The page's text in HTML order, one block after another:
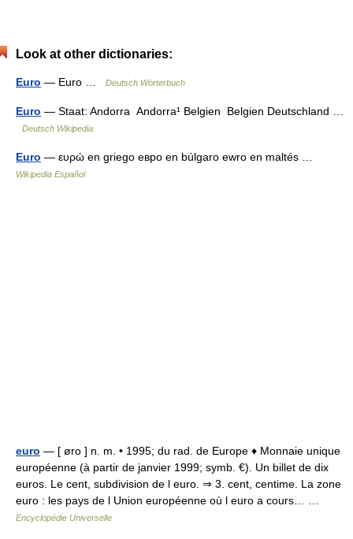
Look at other dictionaries:
Euro — Euro … Deutsch Wörterbuch
Euro — Staat: Andorra Andorra¹ Belgien Belgien Deutschland …
Deutsch Wikipedia
Euro — ευρώ en griego евро en búlgaro ewro en maltés …
Wikipedia Español
euro — [ øro ] n. m. • 1995; du rad. de Europe ♦ Monnaie unique
européenne (à partir de janvier 1999; symb. €). Un billet de dix
euros. Le cent, subdivision de l euro. ⇒ 3. cent, centime. La zone
euro : les pays de l Union européenne où l euro a cours… …
Encyclopédie Universelle